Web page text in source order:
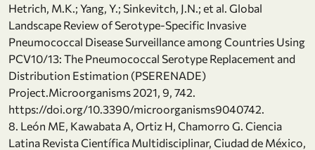
Hetrich, M.K.; Yang, Y.; Sinkevitch, J.N.; et al. Global
Landscape Review of Serotype-Specific Invasive
Pneumococcal Disease Surveillance among Countries Using
PCV10/13: The Pneumococcal Serotype Replacement and
Distribution Estimation (PSERENADE)
Project.Microorganisms 2021, 9, 742.
https://doi.org/10.3390/microorganisms9040742.
8. León ME, Kawabata A, Ortiz H, Chamorro G. Ciencia
Latina Revista Científica Multidisciplinar, Ciudad de México,